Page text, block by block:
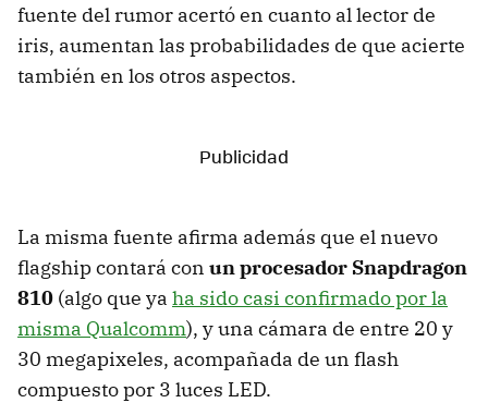
fuente del rumor acertó en cuanto al lector de
iris, aumentan las probabilidades de que acierte
también en los otros aspectos.
La misma fuente afirma además que el nuevo
flagship contará con un procesador Snapdragon
810 (algo que ya ha sido casi confirmado por la
misma Qualcomm), y una cámara de entre 20 y
30 megapixeles, acompañada de un flash
compuesto por 3 luces LED.